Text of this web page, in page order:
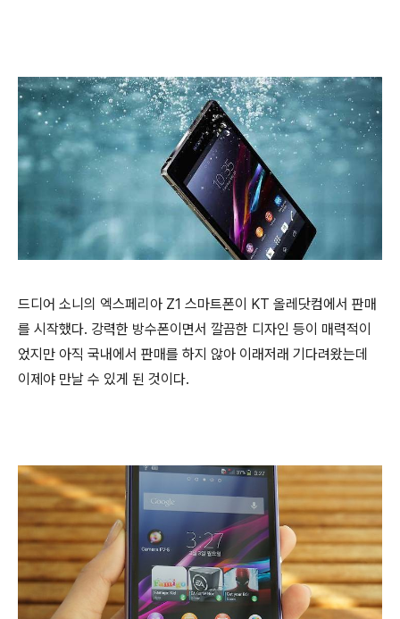
드디어 소니의 엑스페리아 Z1 스마트폰이 KT 올레닷컴에서 판매
를 시작했다. 강력한 방수폰이면서 깔끔한 디자인 등이 매력적이
었지만 아직 국내에서 판매를 하지 않아 이래저래 기다려왔는데
이제야 만날 수 있게 된 것이다.